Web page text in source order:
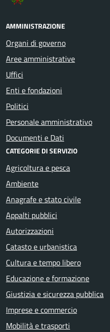
AMMINISTRAZIONE
Organi di governo
Aree amministrative
Uffici
Enti e fondazioni
Politici
Personale amministrativo
Documenti e Dati
CATEGORIE DI SERVIZIO
Agricoltura e pesca
Ambiente
Anagrafe e stato civile
Appalti pubblici
Autorizzazioni
Catasto e urbanistica
Cultura e tempo libero
Educazione e formazione
Giustizia e sicurezza pubblica
Imprese e commercio
Mobilità e trasporti